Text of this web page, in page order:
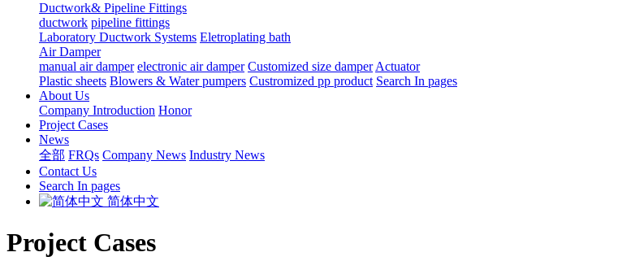
Ductwork& Pipeline Fittings
ductwork pipeline fittings
Laboratory Ductwork Systems Eletroplating bath
Air Damper
manual air damper electronic air damper Customized size damper Actuator
Plastic sheets Blowers & Water pumpers Custromized pp product Search In pages
About Us
Company Introduction Honor
Project Cases
News
全部 FRQs Company News Industry News
Contact Us
Search In pages
简体中文
Project Cases